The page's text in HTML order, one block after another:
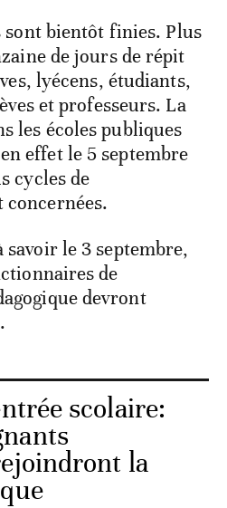
sont bientôt finies. Plus
de jours de répit
lyécens, étudiants,
et professeurs. La
les écoles publiques
effet le 5 septembre
cycles de
concernées.
le 3 septembre,
de
devront
scolaire:
la